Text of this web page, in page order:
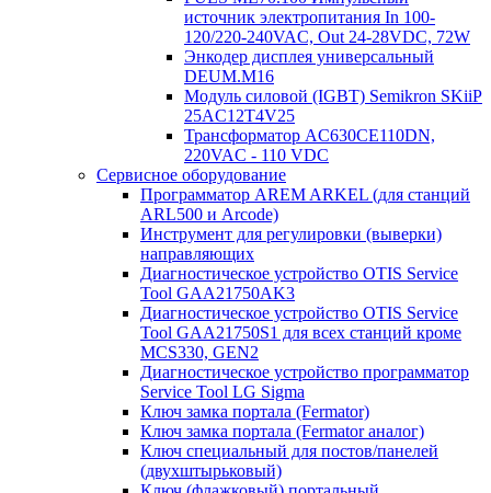
источник электропитания In 100-
120/220-240VAC, Out 24-28VDC, 72W
Энкодер дисплея универсальный
DEUM.M16
Модуль силовой (IGBT) Semikron SKiiP
25AC12T4V25
Трансформатор AC630CE110DN,
220VAC - 110 VDC
Сервисное оборудование
Программатор AREM ARKEL (для станций
ARL500 и Arcode)
Инструмент для регулировки (выверки)
направляющих
Диагностическое устройство OTIS Service
Tool GAA21750AK3
Диагностическое устройство OTIS Service
Tool GAA21750S1 для всех станций кроме
MCS330, GEN2
Диагностическое устройство программатор
Service Tool LG Sigma
Ключ замка портала (Fermator)
Ключ замка портала (Fermator аналог)
Ключ специальный для постов/панелей
(двухштырьковый)